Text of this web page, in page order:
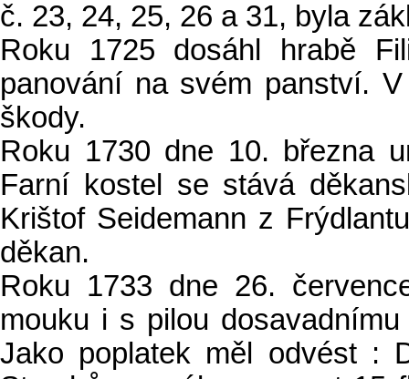
č. 23, 24, 25, 26 a 31, byla
Roku 1725 dosáhl hrabě
panování na svém panství.
škody.
Roku 1730 dne 10. března
Farní kostel se stává
Krištof Seidemann z
děkan.
Roku 1733 dne 26.
mouku i s pilou
Jako poplatek měl odvést :